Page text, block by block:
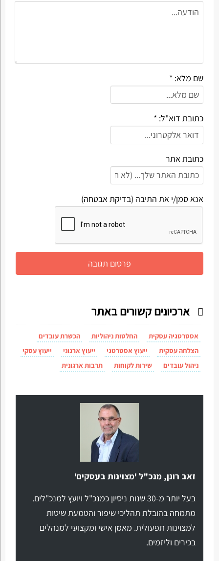
שם מלא: *
כתובת דוא"ל: *
כתובת אתר
אנא סמן/י את התיבה (בדיקת אבטחה)
ארכיונים קשורים באתר
אסטרטגיה עסקית החלטות ניהוליות
הכשרת עובדים
הצלחה עסקית
ייעוץ אסטרטגי ייעוץ ארגוני
ייעוץ עסקי
ניהול עובדים
שירות לקוחות תרבות ארגונית
זאב רונן, מנכ"ל 'מצוינות בעסקים'
בעל יותר מ-30 שנות ניסיון כמנכ"ל ויועץ למנכ"לים.
מתמחה בהובלת תהליכי שיפור והטמעת שיטות
למצוינות תפעולית. מאמן אישי ומקצועי למנהלים
בכירים וליזמים.